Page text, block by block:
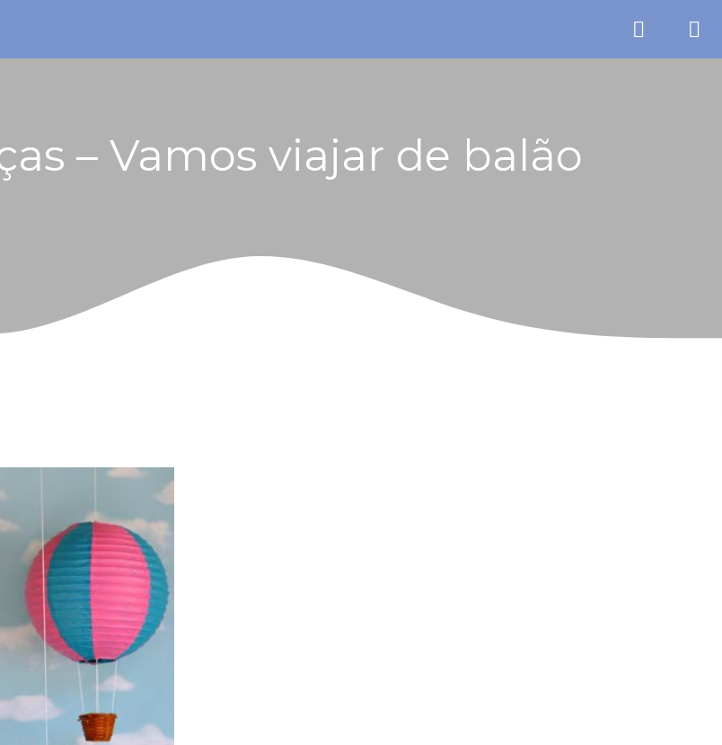
– Vamos viajar de balão